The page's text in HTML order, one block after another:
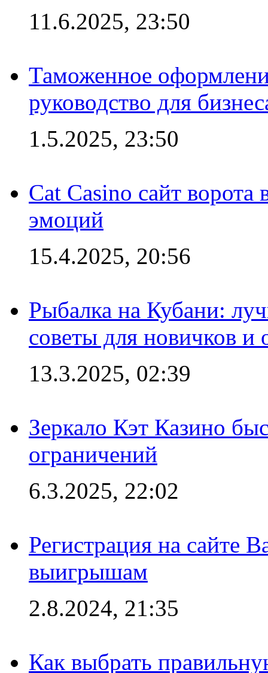
11.6.2025, 23:50
Таможенное
руководство для
1.5.2025, 23:50
Cat Casino сайт
эмоций
15.4.2025, 20:56
Рыбалка на Кубани:
советы для новичков
13.3.2025, 02:39
Зеркало Кэт Казино
ограничений
6.3.2025, 22:02
Регистрация на сайте
выигрышам
2.8.2024, 21:35
Как выбрать